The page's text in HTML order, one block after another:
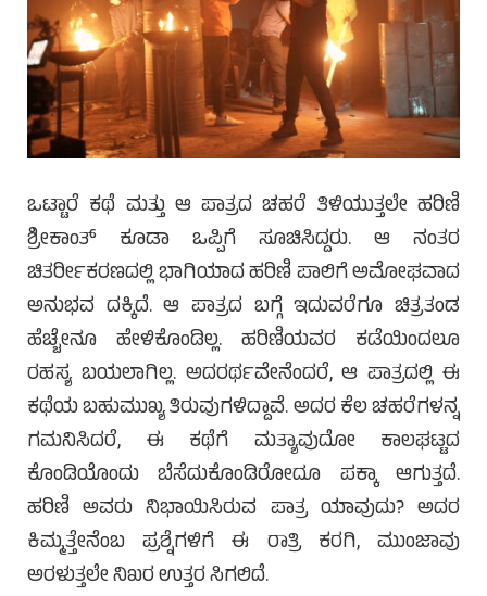
ಒಟ್ಟಾರೆ ಕಥೆ ಮತ್ತು ಆ ಪಾತ್ರದ ಚಹರೆ ತಿಳಿಯುತ್ತಲೇ ಹರಿಣಿ
ಶ್ರೀಕಾಂತ್ ಕೂಡಾ ಒಪ್ಪಿಗೆ ಸೂಚಿಸಿದ್ದರು. ಆ ನಂತರ
ಚಿತರ್ರೀಕರಣದಲ್ಲಿ ಭಾಗಿಯಾದ ಹರಿಣಿ ಪಾಲಿಗೆ ಅಮೋಘವಾದ
ಅನುಭವ ದಕ್ಕಿದೆ. ಆ ಪಾತ್ರದ ಬಗ್ಗೆ ಇದುವರೆಗೂ ಚಿತ್ರತಂಡ
ಹೆಚ್ಚೇನೂ ಹೇಳಿಕೊಂಡಿಲ್ಲ. ಹರಿಣಿಯವರ ಕಡೆಯಿಂದಲೂ
ರಹಸ್ಯ ಬಯಲಾಗಿಲ್ಲ. ಅದರರ್ಥವೇನೆಂದರೆ, ಆ ಪಾತ್ರದಲ್ಲಿ ಈ
ಕಥೆಯ ಬಹುಮುಖ್ಯ ತಿರುವುಗಳಿದ್ದಾವೆ. ಅದರ ಕೆಲ ಚಹರೆಗಳನ್ನ
ಗಮನಿಸಿದರೆ, ಈ ಕಥೆಗೆ ಮತ್ಯಾವುದೋ ಕಾಲಘಟ್ಟದ
ಕೊಂಡಿಯೊಂದು ಬೆಸೆದುಕೊಂಡಿರೋದೂ ಪಕ್ಕಾ ಆಗುತ್ತದೆ.
ಹರಿಣಿ ಅವರು ನಿಭಾಯಿಸಿರುವ ಪಾತ್ರ ಯಾವುದು? ಅದರ
ಕಿಮ್ಮತ್ತೇನೆಂಬ ಪ್ರಶ್ನೆಗಳಿಗೆ ಈ ರಾತ್ರಿ ಕರಗಿ, ಮುಂಜಾವು
ಅರಳುತ್ತಲೇ ನಿಖರ ಉತ್ತರ ಸಿಗಲಿದೆ.